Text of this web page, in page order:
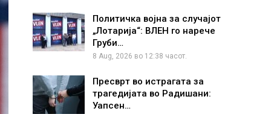
Политичка војна за случајот
„Лотарија“: ВЛЕН го нарече
Груби…
8 Aug, 2026 во 12:38 часот.
Пресврт во истрагата за
трагедијата во Радишани:
Уапсен…